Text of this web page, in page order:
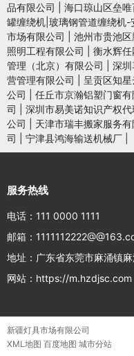
品有限公司
海口琼山区垒
罐缠绕机|玻璃钢管道缠绕机-
市场有限公司
池州市贵池
照明工程有限公司
衡水辉
管理（北京）有限公司
深圳
营管理有限公司
呈贡区知
公司
任丘市京瀚铝塑门窗有
司
深圳市易美诺知识产权
公司
天津市瑞丰搬家服务有
司
宁津县鸿海输送机械厂
服务热线
电话：111 0000 1111
邮箱：
地址：广东省东莞市麻涌镇
网站：https://m.hzdjsc.com
新疆灯具市场有限公司
XML地图 百度地图 城市分站